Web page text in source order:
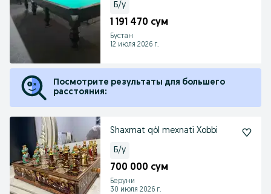
Б/у
1 191 470 сум
Бустан
12 июля 2026 г.
Посмотрите результаты для большего
расстояния:
Shaxmat qòl mexnati Xobbi
Б/у
700 000 сум
Беруни
30 июля 2026 г.